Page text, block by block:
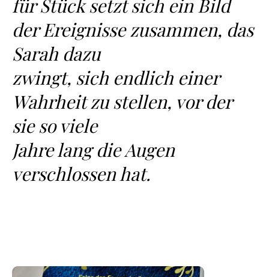
für Stück setzt sich ein Bild
der Ereignisse zusammen, das
Sarah dazu
zwingt, sich endlich einer
Wahrheit zu stellen, vor der
sie so viele
Jahre lang die Augen
verschlossen hat.